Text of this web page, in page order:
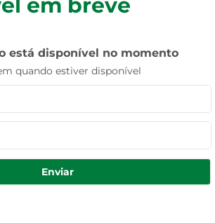
em breve
está disponível no momento
quando estiver disponível
Enviar